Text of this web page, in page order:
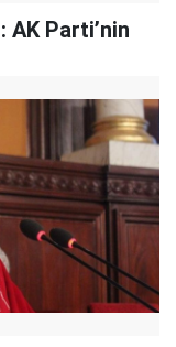
AK Parti’nin